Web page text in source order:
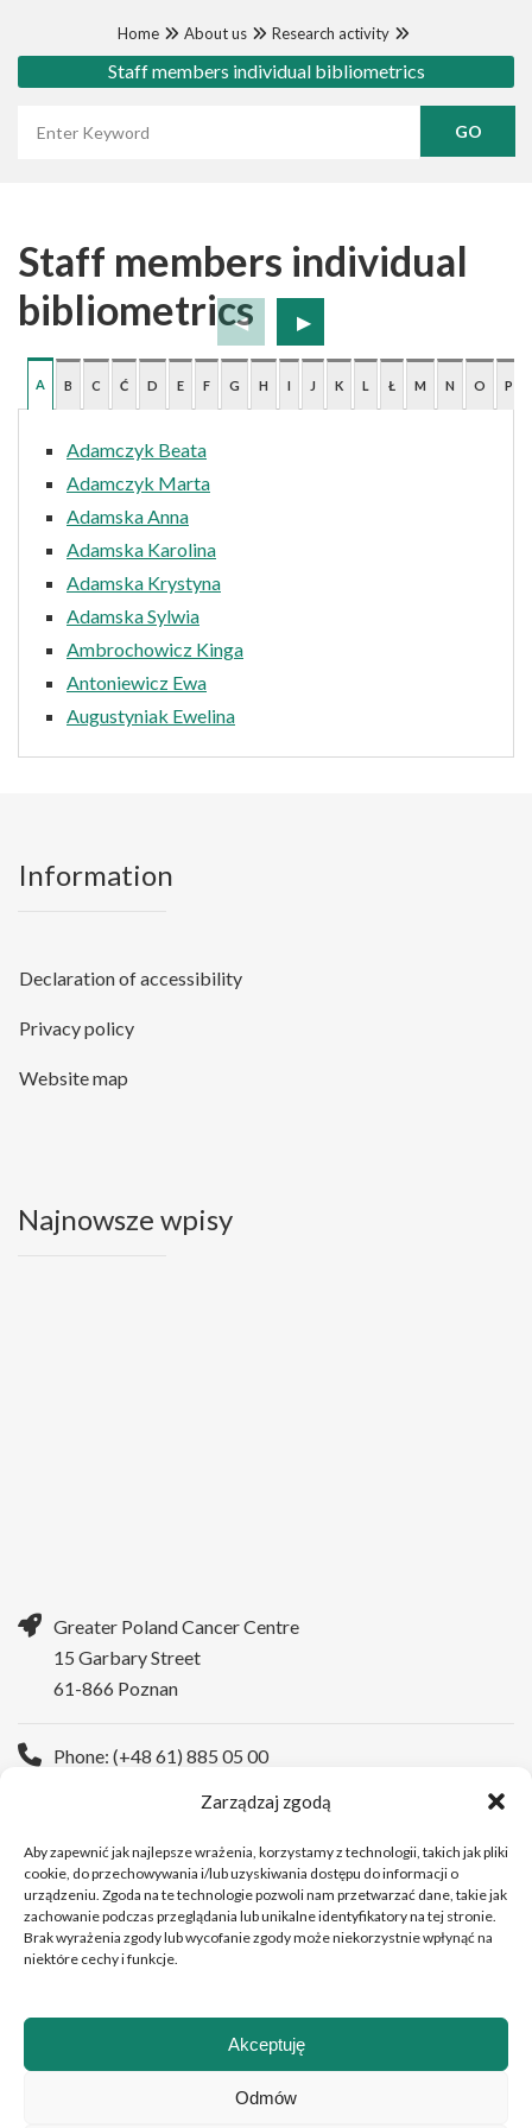
Zarządzaj zgodą
Aby zapewnić jak najlepsze wrażenia, korzystamy z technologii, takich jak pliki
cookie, do przechowywania i/lub uzyskiwania dostępu do informacji o
urządzeniu. Zgoda na te technologie pozwoli nam przetwarzać dane, takie jak
zachowanie podczas przeglądania lub unikalne identyfikatory na tej stronie.
Brak wyrażenia zgody lub wycofanie zgody może niekorzystnie wpłynąć na
niektóre cechy i funkcje.
Akceptuję
Odmów
Home About us Research activity
Staff members individual bibliometrics
Staff members individual
bibliometrics
A B C Ć D E F G H I J K L Ł M N O P
Adamczyk Beata
Adamczyk Marta
Adamska Anna
Adamska Karolina
Adamska Krystyna
Adamska Sylwia
Ambrochowicz Kinga
Antoniewicz Ewa
Augustyniak Ewelina
Information
Declaration of accessibility
Privacy policy
Website map
Najnowsze wpisy
Greater Poland Cancer Centre
15 Garbary Street
61-866 Poznan
Phone: (+48 61) 885 05 00
Copyright © 2026Greater Poland Cancer Centre